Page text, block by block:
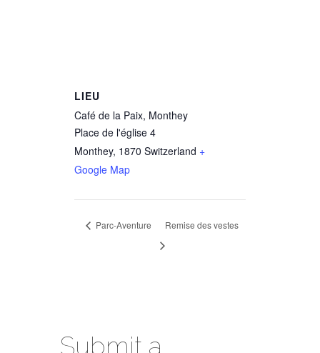
LIEU
Café de la Paix, Monthey
Place de l'église 4
Monthey, 1870 Switzerland +
Google Map
Parc-Aventure Remise des vestes
Submit a